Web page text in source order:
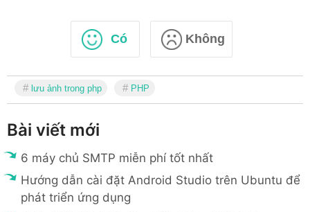
Có Không
lưu ảnh trong php PHP
Bài viết mới
6 máy chủ SMTP miễn phí tốt nhất
Hướng dẫn cài đặt Android Studio trên Ubuntu để
phát triển ứng dụng